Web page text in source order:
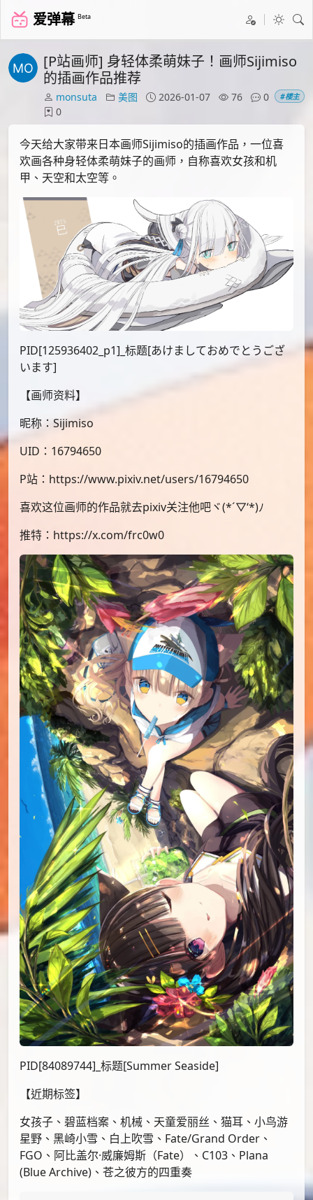
爱弹幕 Beta
[P站画师] 身轻体柔萌妹子！画师Sijimiso
的插画作品推荐
monsuta 美图 2026-01-07 76
0
0
#楼主
今天给大家带来日本画师Sijimiso的插画作品，一位喜
欢画各种身轻体柔萌妹子的画师，自称喜欢女孩和机
甲、天空和太空等。
PID[125936402_p1]_标题[あけましておめでとうござ
います]
【画师资料】
昵称：Sijimiso
UID：16794650
P站：https://www.pixiv.net/users/16794650
喜欢这位画师的作品就去pixiv关注他吧ヾ(*´▽‘*)ﾉ
推特：https://x.com/frc0w0
PID[84089744]_标题[Summer Seaside]
【近期标签】
女孩子、碧蓝档案、机械、天童爱丽丝、猫耳、小鸟游
星野、黑崎小雪、白上吹雪、Fate/Grand Order、
FGO、阿比盖尔·威廉姆斯（Fate）、C103、Plana
(Blue Archive)、苍之彼方的四重奏